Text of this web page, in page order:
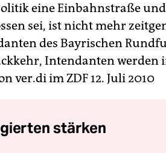
eine Einbahnstraße
sei, ist nicht mehr
des Bayrischen
Intendanten werden
ver.di im ZDF 12. Juli 2010
stärken